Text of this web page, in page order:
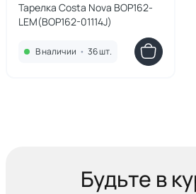
Тарелка Costa Nova BOP162-
LEM(BOP162-01114J)
В наличии • 36 шт.
Будьте в